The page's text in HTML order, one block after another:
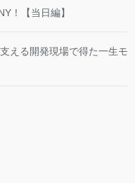
！【当日編】
える開発現場で得た一生モ